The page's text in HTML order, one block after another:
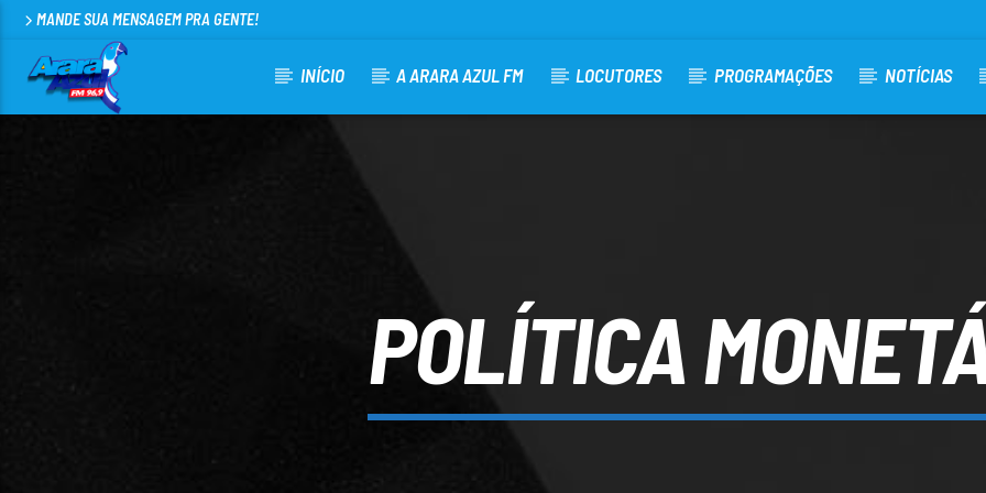
MANDE SUA MENSAGEM PRA GENTE!
INÍCIO A ARARA AZUL FM LOCUTORES PROGRAMAÇÕES NOTÍCIAS
POLÍTICA